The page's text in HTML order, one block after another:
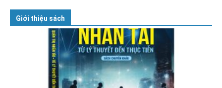
Giới thiệu sách
GIỚI THIỆU SÁCH
Cuốn sách “Tuyệt đối trung thành với Tổ quốc,